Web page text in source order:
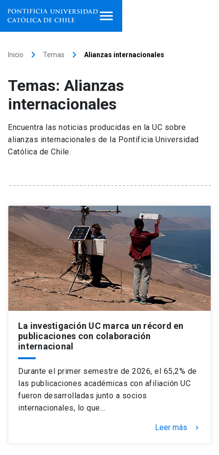
Facultades, escuelas e
institutos
Investigación
Internacionalización
Universidad
Información para keyboard_arrow_down
Futuros estudiantes
Estudiantes
Académicos
Personal
Alumni launch
Padres y familia
Go to english site launch
ACCESOS DIRECTOS
Mi Cuenta UC launch
Mi Portal UC launch
Medios Biblioteca launch
Inicio keyboard_arrow_right Temas keyboard_arrow_right Alianzas internacionales
Temas: Alianzas
internacionales
Encuentra las noticias producidas en la UC sobre
alianzas internacionales de la Pontificia Universidad
Católica de Chile.
La investigación UC marca un récord en
publicaciones con colaboración
internacional
Durante el primer semestre de 2026, el 65,2% de
las publicaciones académicas con afiliación UC
fueron desarrolladas junto a socios
internacionales, lo que…
Leer más keyboard_arrow_right